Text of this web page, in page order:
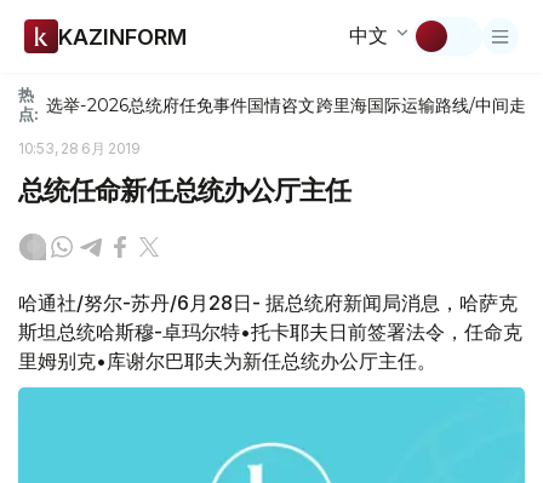
KAZINFORM 中文
热
点: 选举-2026总统府任免事件国情咨文跨里海国际运输路线/中间走廊
10:53, 28 6月 2019
总统任命新任总统办公厅主任
哈通社/努尔-苏丹/6月28日- 据总统府新闻局消息，哈萨克
斯坦总统哈斯穆-卓玛尔特•托卡耶夫日前签署法令，任命克
里姆别克•库谢尔巴耶夫为新任总统办公厅主任。